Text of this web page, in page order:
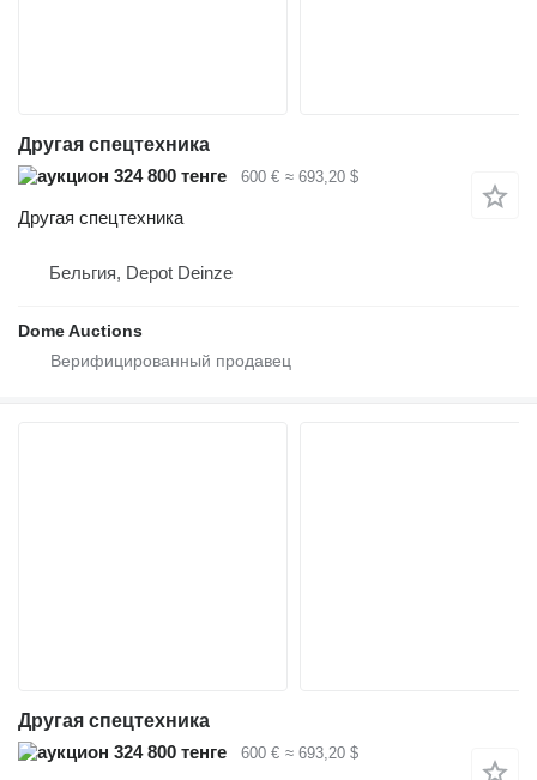
Другая спецтехника
324 800 тенге
600 € ≈ 693,20 $
Другая спецтехника
Бельгия, Depot Deinze
Dome Auctions
Другая спецтехника
324 800 тенге
600 € ≈ 693,20 $